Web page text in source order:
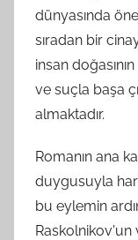
dünyasında
sıradan bir
insan doğasının
ve suçla başa
almaktadır.
Romanın ana
duygusuyla
bu eylemin
Raskolnikov'un